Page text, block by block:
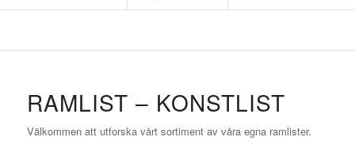
RAMLIST – KONSTLIST
Välkommen att utforska vårt sortiment av våra egna ramlister.